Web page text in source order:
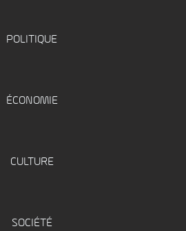
POLITIQUE
ÉCONOMIE
CULTURE
SOCIÉTÉ